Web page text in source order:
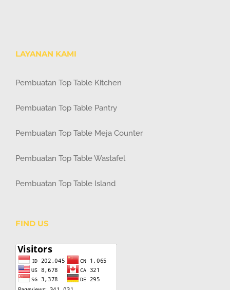
LAYANAN KAMI
Pembuatan Top Table Kitchen
Pembuatan Top Table Pantry
Pembuatan Top Table Meja Counter
Pembuatan Top Table Wastafel
Pembuatan Top Table Island
FIND US